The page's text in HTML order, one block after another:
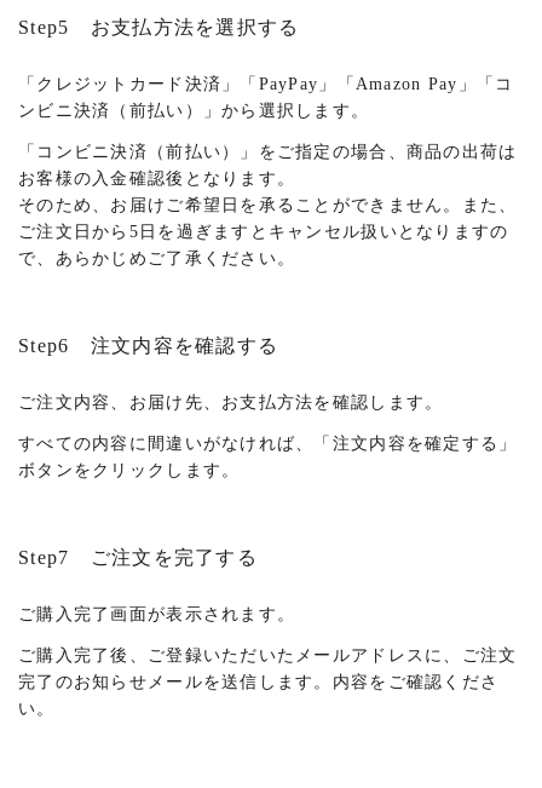
Step5 お支払方法を選択する
「クレジットカード決済」「PayPay」「Amazon Pay」「コ
ンビニ決済（前払い）」から選択します。
「コンビニ決済（前払い）」をご指定の場合、商品の出荷は
お客様の入金確認後となります。
そのため、お届けご希望日を承ることができません。また、
ご注文日から5日を過ぎますとキャンセル扱いとなりますの
で、あらかじめご了承ください。
Step6 注文内容を確認する
ご注文内容、お届け先、お支払方法を確認します。
すべての内容に間違いがなければ、「注文内容を確定する」
ボタンをクリックします。
Step7 ご注文を完了する
ご購入完了画面が表示されます。
ご購入完了後、ご登録いただいたメールアドレスに、ご注文
完了のお知らせメールを送信します。内容をご確認くださ
い。